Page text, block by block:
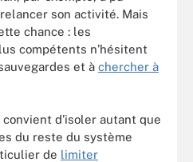
son activité. Mais
chance : les
compétents n’hésitent
et à chercher à
d’isoler autant que
du reste du système
de limiter